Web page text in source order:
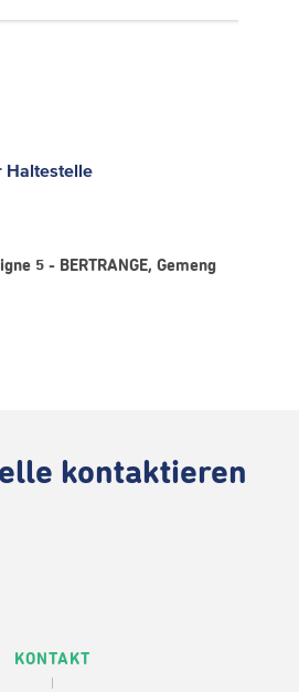
Haltestelle
5 - BERTRANGE, Gemeng
kontaktieren
KONTAKT